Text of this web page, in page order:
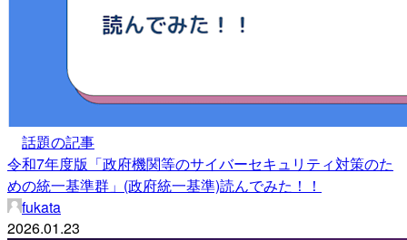
話題の記事
令和7年度版「政府機関等のサイバーセキュリティ対策のた
めの統一基準群」(政府統一基準)読んでみた！！
fukata
2026.01.23